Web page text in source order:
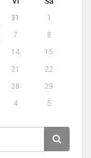
31
1
7
8
14
15
21
22
28
29
4 5